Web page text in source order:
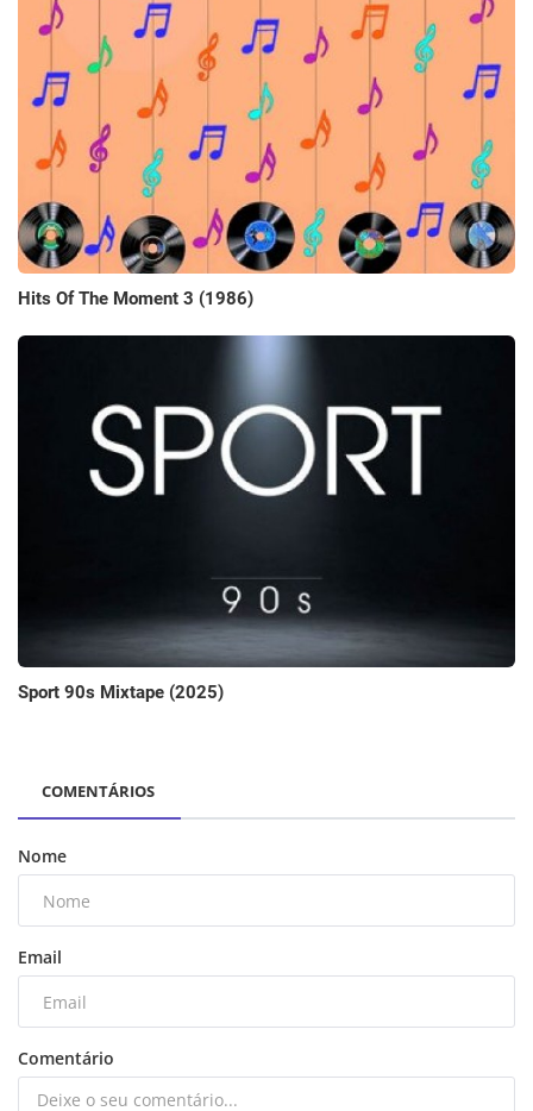
Hits Of The Moment 3 (1986)
Sport 90s Mixtape (2025)
COMENTÁRIOS
Nome
Email
Comentário